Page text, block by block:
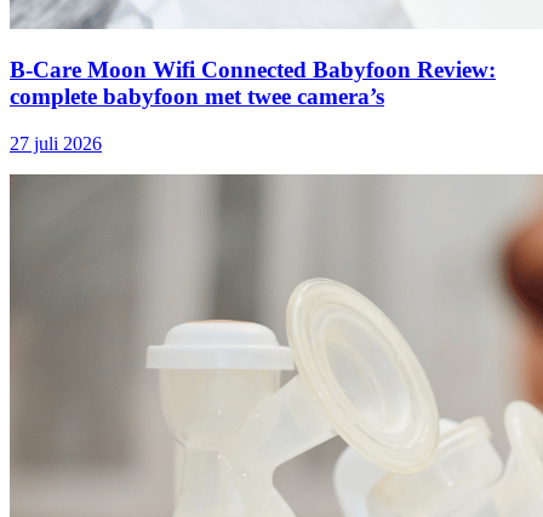
B-Care Moon Wifi Connected Babyfoon Review:
complete babyfoon met twee camera’s
27 juli 2026